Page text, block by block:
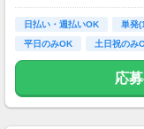
【お仕事の一例】
◆ サプリのお試しモ
試していただくお仕
商品はご自宅に届く
きます。
日払い・週払いOK 単発
平日のみOK
土日祝のみ
応